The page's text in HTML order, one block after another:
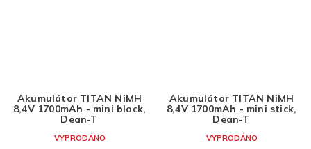
Akumulátor TITAN NiMH
8,4V 1700mAh - mini block,
Dean-T
VYPRODÁNO
Akumulátor TITAN NiMH
8,4V 1700mAh - mini stick,
Dean-T
VYPRODÁNO